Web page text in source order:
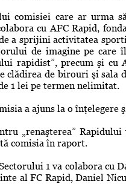
comisiei care ar urma
cu AFC Rapid,
a sprijini activitatea
de imagine pe care
rapidist”, precum şi cu
clădirea de birouri şi
1 lei pe termen nelimitat.
a ajuns la o
„renaşterea”
comisia în raport.
1 va colabora cu
al FC Rapid, Daniel